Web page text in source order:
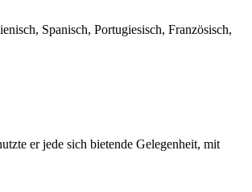
Spanisch, Portugiesisch, Französisch,
er jede sich bietende Gelegenheit, mit